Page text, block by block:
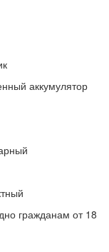
аккумулятор
гражданам от 18